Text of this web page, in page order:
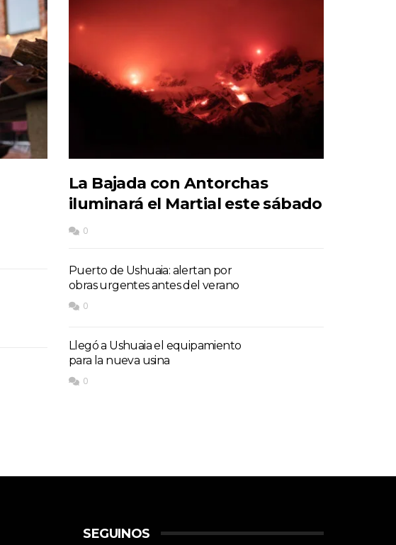
La Bajada con Antorchas
iluminará el Martial este sábado
0
Puerto de Ushuaia: alertan por
obras urgentes antes del verano
0
Llegó a Ushuaia el equipamiento
para la nueva usina
0
SEGUINOS